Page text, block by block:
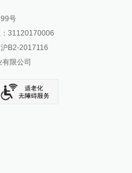
号
号
平台
号
31120170006
B2-2017116
限公司